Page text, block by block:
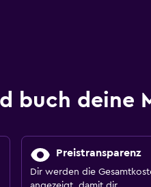
buch deine
Preistransparenz
Dir werden die